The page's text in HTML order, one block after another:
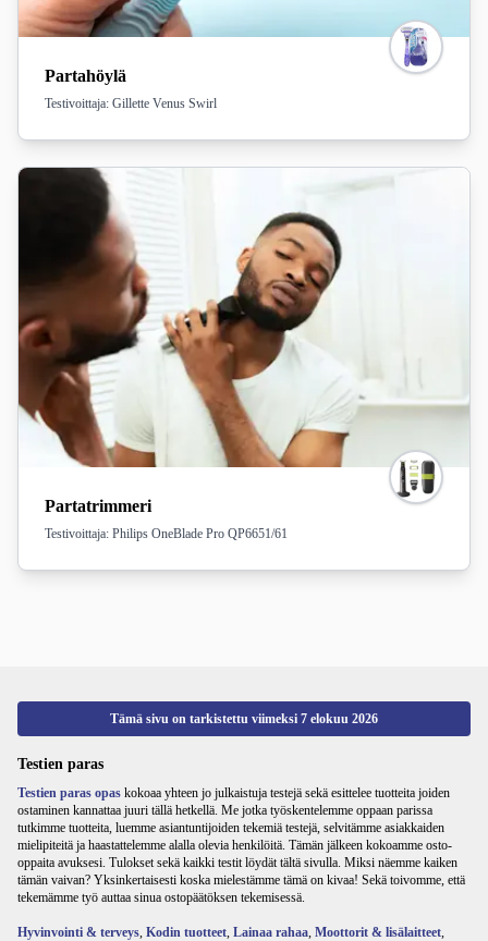
Partahöylä
Testivoittaja: Gillette Venus Swirl
Partatrimmeri
Testivoittaja: Philips OneBlade Pro QP6651/61
Testien paras
Testien paras opas kokoaa yhteen jo julkaistuja testejä sekä esittelee tuotteita joiden
ostaminen kannattaa juuri tällä hetkellä. Me jotka työskentelemme oppaan parissa
tutkimme tuotteita, luemme asiantuntijoiden tekemiä testejä, selvitämme asiakkaiden
mielipiteitä ja haastattelemme alalla olevia henkilöitä. Tämän jälkeen kokoamme osto-
oppaita avuksesi. Tulokset sekä kaikki testit löydät tältä sivulla. Miksi näemme kaiken
tämän vaivan? Yksinkertaisesti koska mielestämme tämä on kivaa! Sekä toivomme, että
tekemämme työ auttaa sinua ostopäätöksen tekemisessä.
Hyvinvointi & terveys Kodin tuotteet Lainaa rahaa Moottorit & lisälaitteet
Tämä sivu on tarkistettu viimeksi 7 elokuu 2026